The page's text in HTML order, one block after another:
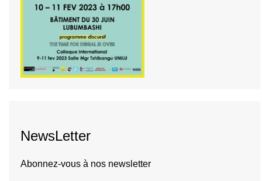
NewsLetter
Abonnez-vous à nos newsletter